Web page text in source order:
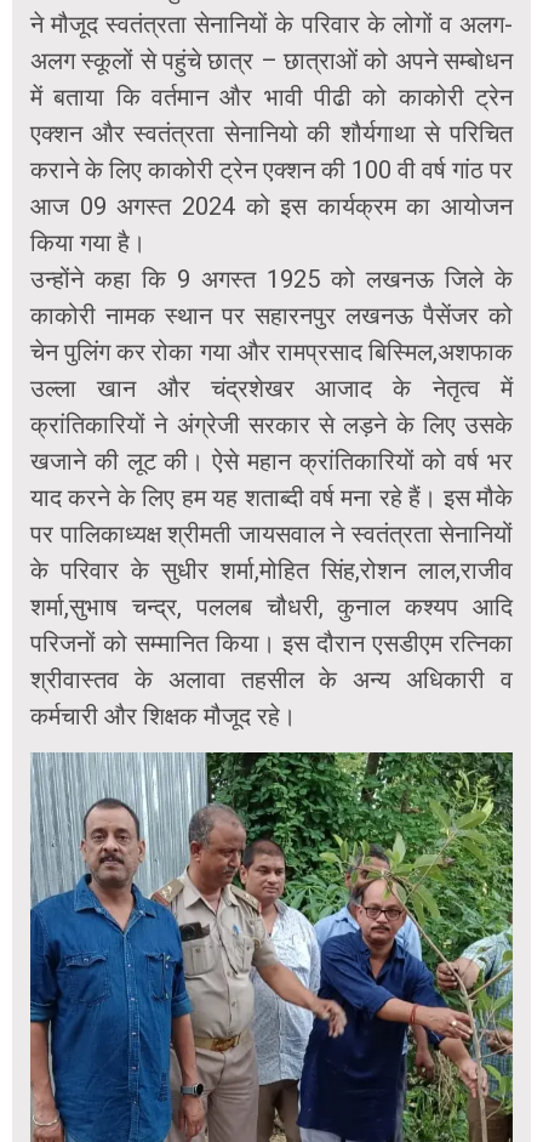
ने मौजूद स्वतंत्रता सेनानियों के परिवार के लोगों व अलग-
अलग स्कूलों से पहुंचे छात्र – छात्राओं को अपने सम्बोधन
में बताया कि वर्तमान और भावी पीढी को काकोरी ट्रेन
एक्शन और स्वतंत्रता सेनानियो की शौर्यगाथा से परिचित
कराने के लिए काकोरी ट्रेन एक्शन की 100 वी वर्ष गांठ पर
आज 09 अगस्त 2024 को इस कार्यक्रम का आयोजन
किया गया है।
उन्होंने कहा कि 9 अगस्त 1925 को लखनऊ जिले के
काकोरी नामक स्थान पर सहारनपुर लखनऊ पैसेंजर को
चेन पुलिंग कर रोका गया और रामप्रसाद बिस्मिल,अशफाक
उल्ला खान और चंद्रशेखर आजाद के नेतृत्व में
क्रांतिकारियों ने अंग्रेजी सरकार से लड़ने के लिए उसके
खजाने की लूट की। ऐसे महान क्रांतिकारियों को वर्ष भर
याद करने के लिए हम यह शताब्दी वर्ष मना रहे हैं। इस मौके
पर पालिकाध्यक्ष श्रीमती जायसवाल ने स्वतंत्रता सेनानियों
के परिवार के सुधीर शर्मा,मोहित सिंह,रोशन लाल,राजीव
शर्मा,सुभाष चन्द्र, पललब चौधरी, कुनाल कश्यप आदि
परिजनों को सम्मानित किया। इस दौरान एसडीएम रत्निका
श्रीवास्तव के अलावा तहसील के अन्य अधिकारी व
कर्मचारी और शिक्षक मौजूद रहे।